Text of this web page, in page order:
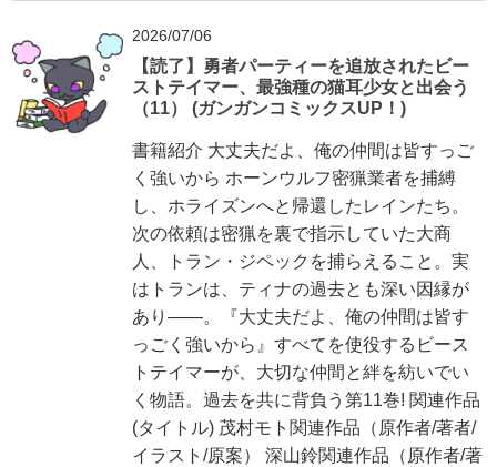
2026/07/06
【読了】勇者パーティーを追放されたビー
ストテイマー、最強種の猫耳少女と出会う
（11） (ガンガンコミックスUP！)
書籍紹介 大丈夫だよ、俺の仲間は皆すっご
く強いから ホーンウルフ密猟業者を捕縛
し、ホライズンへと帰還したレインたち。
次の依頼は密猟を裏で指示していた大商
人、トラン・ジペックを捕らえること。実
はトランは、ティナの過去とも深い因縁が
あり――。『大丈夫だよ、俺の仲間は皆す
っごく強いから』すべてを使役するビース
トテイマーが、大切な仲間と絆を紡いでい
く物語。過去を共に背負う第11巻! 関連作品
(タイトル) 茂村モト関連作品（原作者/著者/
イラスト/原案） 深山鈴関連作品（原作者/著